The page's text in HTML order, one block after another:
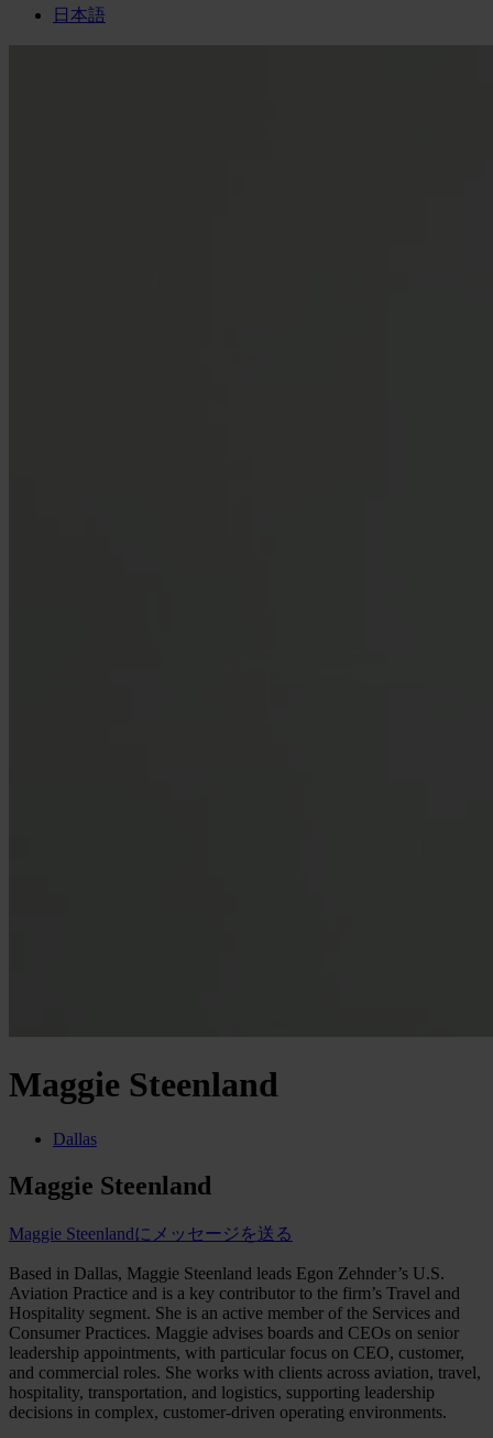
日本語
Maggie Steenland
Dallas
Maggie Steenland
Maggie Steenlandにメッセージを送る
Based in Dallas, Maggie Steenland leads Egon Zehnder’s U.S.
Aviation Practice and is a key contributor to the firm’s Travel and
Hospitality segment. She is an active member of the Services and
Consumer Practices. Maggie advises boards and CEOs on senior
leadership appointments, with particular focus on CEO, customer,
and commercial roles. She works with clients across aviation, travel,
hospitality, transportation, and logistics, supporting leadership
decisions in complex, customer-driven operating environments.